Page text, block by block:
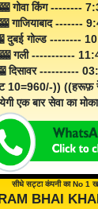
🎰 गोवा किंग --------
गाजियाबाद -------
दुबई गोल्ड --------
🎰 गली -----------
दिसावर ----------
10=960/-)) ((हरूफ़
एक बार सेवा का
सीधे सट्टा कंपनी का No 1
BHAI